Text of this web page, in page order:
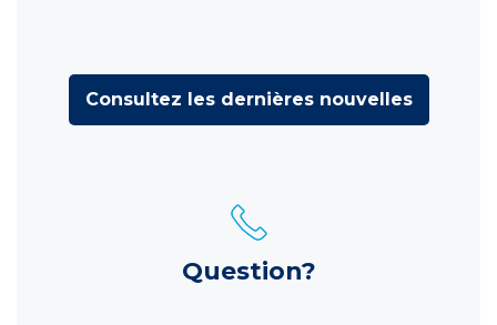
Consultez les dernières nouvelles
Question?